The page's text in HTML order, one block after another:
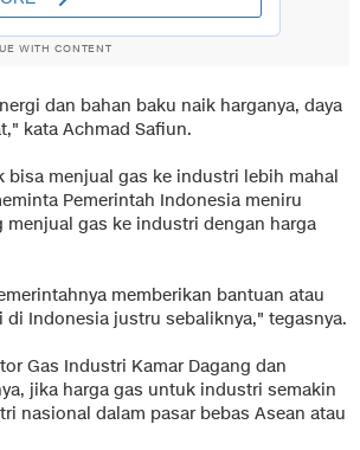
WITH CONTENT
dan bahan baku naik harganya, daya
kata Achmad Safiun.
bisa menjual gas ke industri lebih mahal
Pemerintah Indonesia meniru
gas ke industri dengan harga
memberikan bantuan atau
Indonesia justru sebaliknya," tegasnya.
Gas Industri Kamar Dagang dan
jika harga gas untuk industri semakin
nasional dalam pasar bebas Asean atau